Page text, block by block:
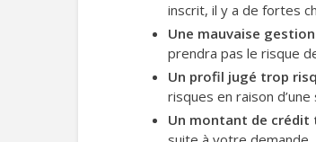
inscrit, il y a de fortes
Une mauvaise
prendra pas le risque
Un profil jugé trop
risques en raison
Un montant de crédit